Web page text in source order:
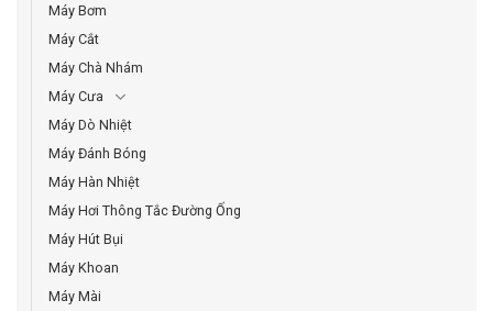
Máy Bơm
Máy Cắt
Máy Chà Nhám
Máy Cưa
Máy Dò Nhiệt
Máy Đánh Bóng
Máy Hàn Nhiệt
Máy Hơi Thông Tắc Đường Ống
Máy Hút Bụi
Máy Khoan
Máy Mài